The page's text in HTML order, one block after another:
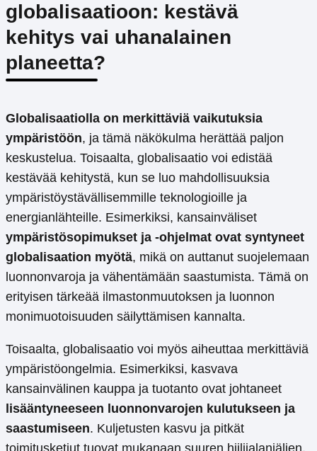
globalisaatioon: kestävä
kehitys vai uhanalainen
planeetta?
Globalisaatiolla on merkittäviä vaikutuksia
ympäristöön, ja tämä näkökulma herättää paljon
keskustelua. Toisaalta, globalisaatio voi edistää
kestävää kehitystä, kun se luo mahdollisuuksia
ympäristöystävällisemmille teknologioille ja
energianlähteille. Esimerkiksi, kansainväliset
ympäristösopimukset ja -ohjelmat ovat syntyneet
globalisaation myötä, mikä on auttanut suojelemaan
luonnonvaroja ja vähentämään saastumista. Tämä on
erityisen tärkeää ilmastonmuutoksen ja luonnon
monimuotoisuuden säilyttämisen kannalta.
Toisaalta, globalisaatio voi myös aiheuttaa merkittäviä
ympäristöongelmia. Esimerkiksi, kasvava
kansainvälinen kauppa ja tuotanto ovat johtaneet
lisääntyneeseen luonnonvarojen kulutukseen ja
saastumiseen. Kuljetusten kasvu ja pitkät